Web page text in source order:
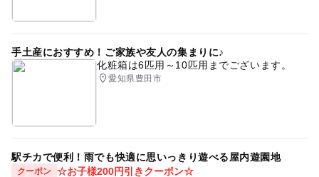
手土産におすすめ！ご家族や友人の集まりに♪
化粧箱は6匹用～10匹用までございます。
愛知県豊田市
駅チカで便利！雨でも快適に思いっきり遊べる屋内遊園地
クーポン ☆お子様200円引きクーポン☆